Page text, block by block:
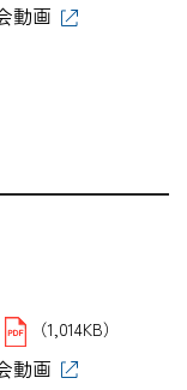
動画
（1,014KB）
動画